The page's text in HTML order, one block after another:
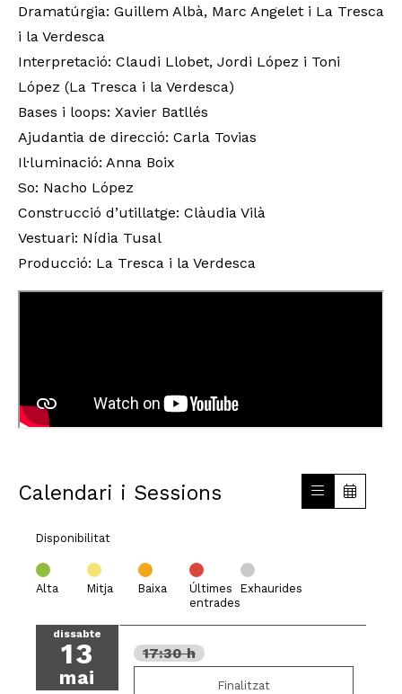
Dramatúrgia: Guillem Albà, Marc Angelet i La Tresca
i la Verdesca
Interpretació: Claudi Llobet, Jordi López i Toni
López (La Tresca i la Verdesca)
Bases i loops: Xavier Batllés
Ajudantia de direcció: Carla Tovias
Il·luminació: Anna Boix
So: Nacho López
Construcció d’utillatge: Clàudia Vilà
Vestuari: Nídia Tusal
Producció: La Tresca i la Verdesca
Calendari i Sessions
Disponibilitat
Alta Mitja Baixa
Últimes
entrades
Exhaurides
dissabte
13
mai
17:30 h
Finalitzat